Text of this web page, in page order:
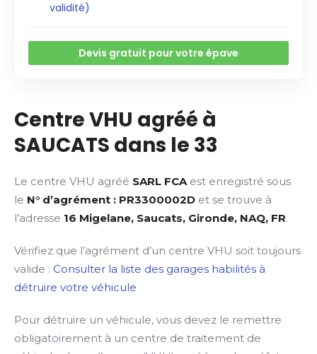
validité)
Devis gratuit pour votre épave
Centre VHU agréé à
SAUCATS dans le 33
Le centre VHU agréé SARL FCAest enregistré sous
le N° d’agrément : PR3300002D et se trouve à
l’adresse 16 Migelane, Saucats, Gironde, NAQ, FR.
Vérifiez que l’agrément d’un centre VHU soit toujours
valide : Consulter la liste des garages habilités à
détruire votre véhicule
Pour détruire un véhicule, vous devez le remettre
obligatoirement à un centre de traitement de